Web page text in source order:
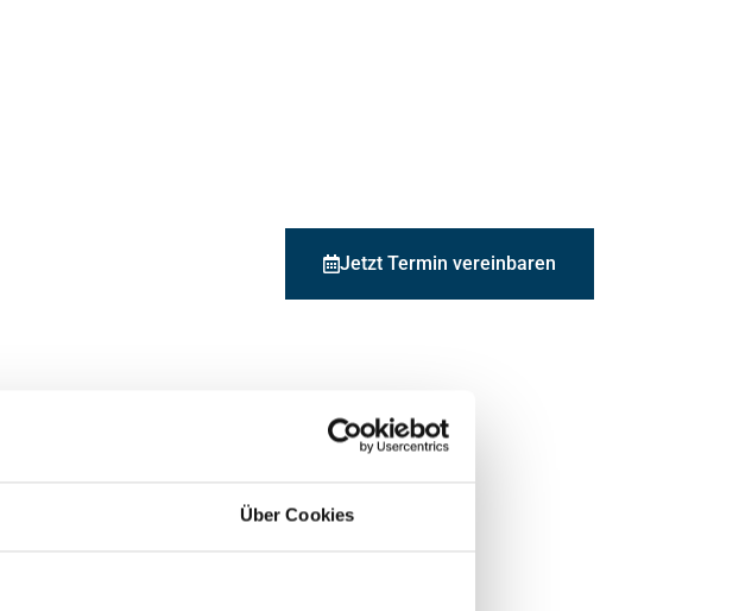
Über Cookies
Jetzt Termin vereinbaren
ab?